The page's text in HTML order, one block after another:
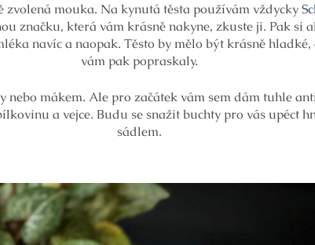
zvolená mouka. Na kynutá těsta používám vždycky
značku, která vám krásně nakyne, zkuste ji. Pak si
navíc a naopak. Těsto by mělo být krásně hladké,
vám pak popraskaly.
nebo mákem. Ale pro začátek vám sem dám tuhle
a vejce. Budu se snažit buchty pro vás upéct
sádlem.